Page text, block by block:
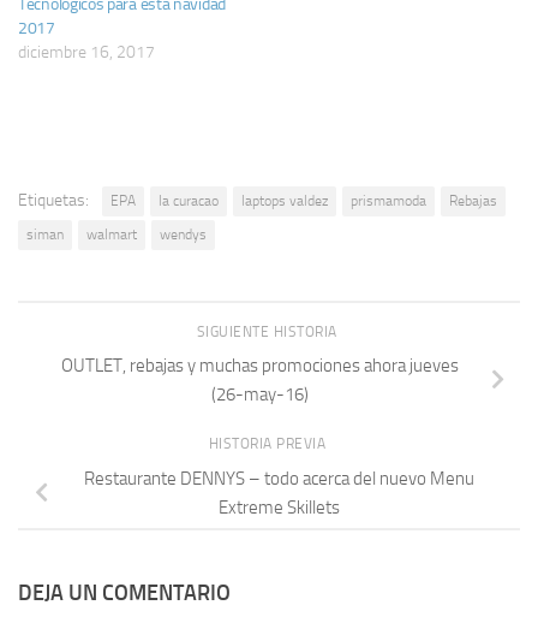
2017
diciembre 16, 2017
Etiquetas: EPA la curacao laptops valdez prismamoda
Rebajas
siman
walmart wendys
SIGUIENTE HISTORIA
OUTLET, rebajas y muchas promociones ahora jueves
(26-may-16)
HISTORIA PREVIA
Restaurante DENNYS – todo acerca del nuevo Menu
Extreme Skillets
DEJA UN COMENTARIO